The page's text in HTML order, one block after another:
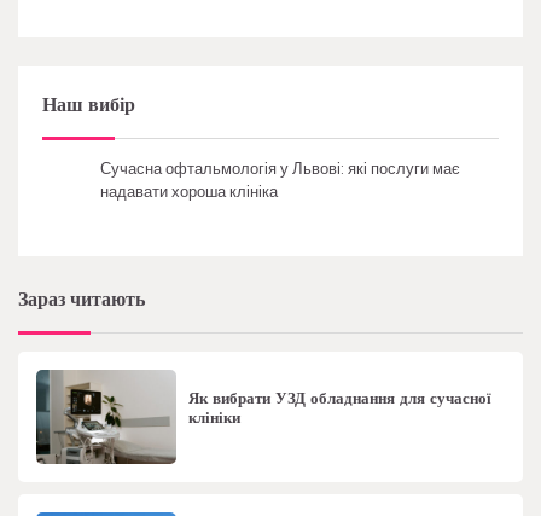
Наш вибір
Сучасна офтальмологія у Львові: які послуги має
надавати хороша клініка
Зараз читають
Як вибрати УЗД обладнання для сучасної
клініки